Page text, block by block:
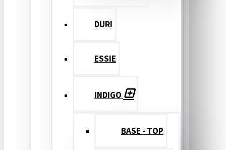
DURI
ESSIE
INDIGO
BASE - TOP